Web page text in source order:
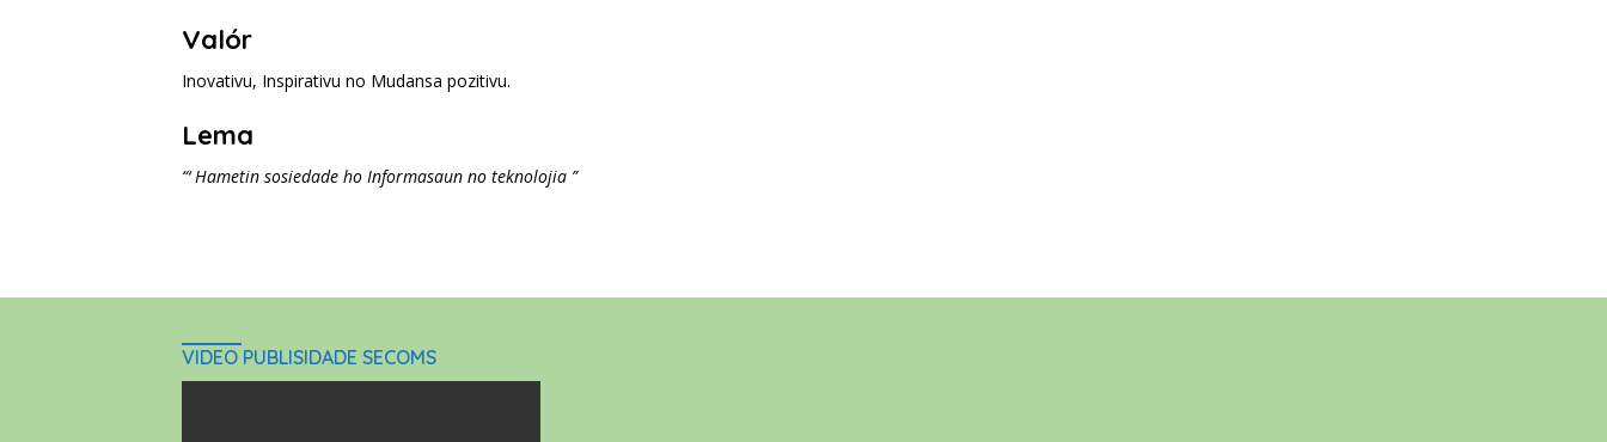
Valór
Inovativu, Inspirativu no Mudansa pozitivu.
Lema
“‘ Hametin sosiedade ho Informasaun no teknolojia ”
VIDEO PUBLISIDADE SECOMS